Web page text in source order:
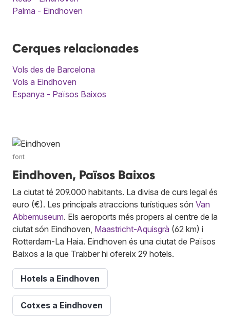
Palma - Eindhoven
Cerques relacionades
Vols des de Barcelona
Vols a Eindhoven
Espanya - Països Baixos
font
Eindhoven, Països Baixos
La ciutat té 209.000 habitants. La divisa de curs legal és
euro (€). Les principals atraccions turístiques són Van
Abbemuseum. Els aeroports més propers al centre de la
ciutat són Eindhoven, Maastricht-Aquisgrà (62 km) i
Rotterdam-La Haia. Eindhoven és una ciutat de Països
Baixos a la que Trabber hi ofereix 29 hotels.
Hotels a Eindhoven
Cotxes a Eindhoven